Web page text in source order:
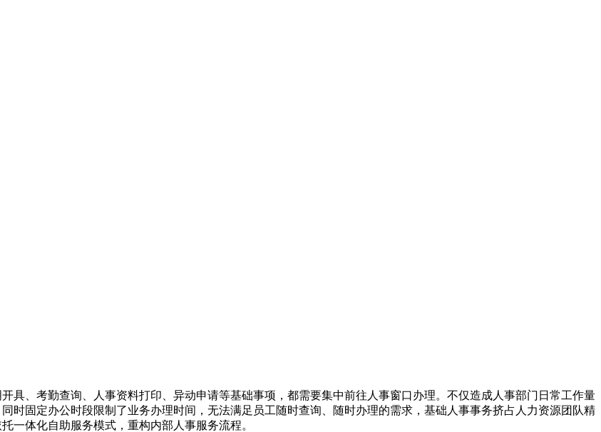
、考勤查询、人事资料打印、异动申请等基础事项，都需要集中前往人事窗口办理。不仅造成人事部门日常工作量
时固定办公时段限制了业务办理时间，无法满足员工随时查询、随时办理的需求，基础人事事务挤占人力资源团队精
一体化自助服务模式，重构内部人事服务流程。